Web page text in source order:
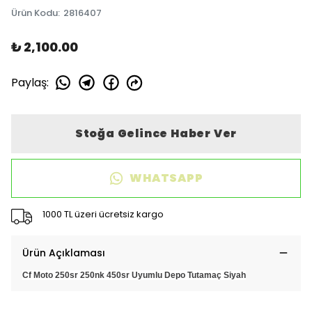
Ürün Kodu: 2816407
₺ 2,100.00
Paylaş:
Stoğa Gelince Haber Ver
WHATSAPP
1000 TL üzeri ücretsiz kargo
Ürün Açıklaması
Cf Moto 250sr 250nk 450sr Uyumlu Depo Tutamaç Siyah